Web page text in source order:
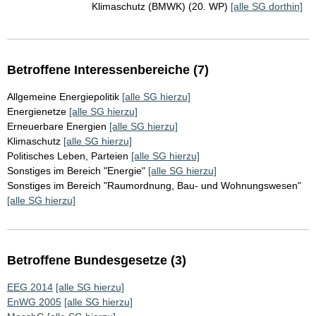
Klimaschutz (BMWK) (20. WP) [alle SG dorthin]
Betroffene Interessenbereiche (7)
Allgemeine Energiepolitik [alle SG hierzu]
Energienetze [alle SG hierzu]
Erneuerbare Energien [alle SG hierzu]
Klimaschutz [alle SG hierzu]
Politisches Leben, Parteien [alle SG hierzu]
Sonstiges im Bereich "Energie" [alle SG hierzu]
Sonstiges im Bereich "Raumordnung, Bau- und Wohnungswesen"
[alle SG hierzu]
Betroffene Bundesgesetze (3)
EEG 2014 [alle SG hierzu]
EnWG 2005 [alle SG hierzu]